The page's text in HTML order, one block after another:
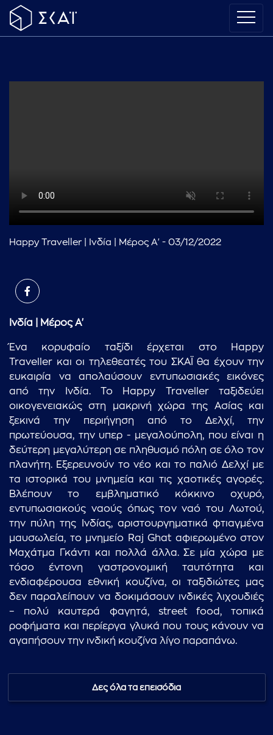
Happy Traveller | Ινδία | Μέρος Α' - 03/12/2022
Ινδία | Μέρος Α'
Ένα κορυφαίο ταξίδι έρχεται στο Happy
Traveller και οι τηλεθεατές του ΣΚΑΪ θα έχουν την
ευκαιρία να απολαύσουν εντυπωσιακές εικόνες
από την Ινδία. Το Happy Traveller ταξιδεύει
οικογενειακώς στη μακρινή χώρα της Ασίας και
ξεκινά την περιήγηση από το Δελχί, την
πρωτεύουσα, την υπερ - μεγαλούπολη, που είναι η
δεύτερη μεγαλύτερη σε πληθυσμό πόλη σε όλο τον
πλανήτη. Εξερευνούν το νέο και το παλιό Δελχί με
τα ιστορικά του μνημεία και τις χαοτικές αγορές.
Βλέπουν το εμβληματικό κόκκινο οχυρό,
εντυπωσιακούς ναούς όπως τον ναό του Λωτού,
την πύλη της Ινδίας, αριστουργηματικά φτιαγμένα
μαυσωλεία, το μνημείο Raj Ghat αφιερωμένο στον
Μαχάτμα Γκάντι και πολλά άλλα. Σε μία χώρα με
τόσο έντονη γαστρονομική ταυτότητα και
ενδιαφέρουσα εθνική κουζίνα, οι ταξιδιώτες μας
δεν παραλείπουν να δοκιμάσουν ινδικές λιχουδιές
– πολύ καυτερά φαγητά, street food, τοπικά
ροφήματα και περίεργα γλυκά που τους κάνουν να
αγαπήσουν την ινδική κουζίνα λίγο παραπάνω.
Δες όλα τα επεισόδια